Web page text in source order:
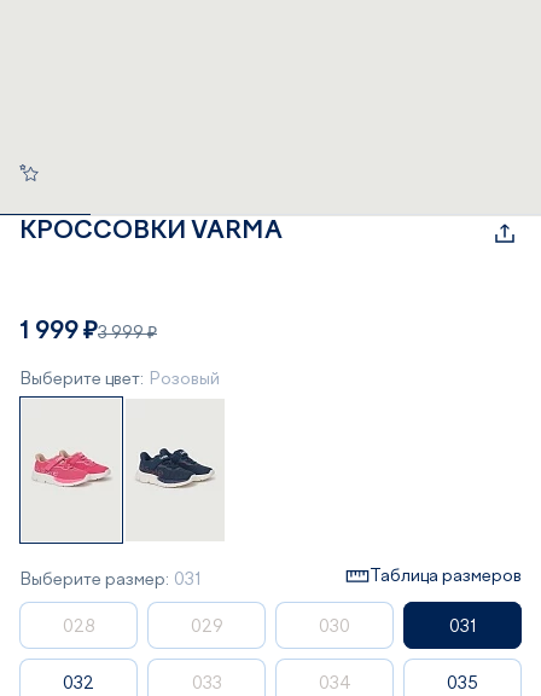
КРОССОВКИ VARMA
1 999 ₽3 999 ₽
Выберите цвет: Розовый
Выберите размер: 031 Таблица размеров
028 029 030 031
032 033 034 035